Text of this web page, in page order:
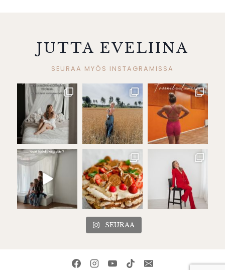
JUTTA EVELIINA
SEURAA MYÖS INSTAGRAMISSA
SEURAA